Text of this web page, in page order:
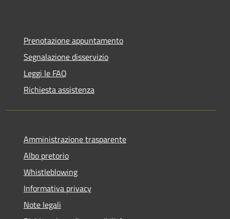
Prenotazione appuntamento
Segnalazione disservizio
Leggi le FAQ
Richiesta assistenza
Amministrazione trasparente
Albo pretorio
Whistleblowing
Informativa privacy
Note legali